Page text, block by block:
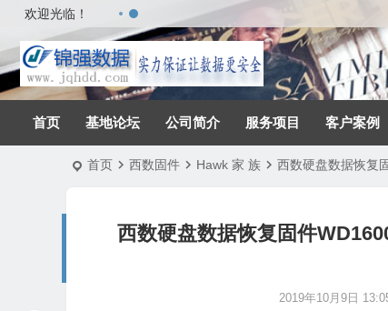
欢迎光临！
首页 基地论坛 公司简介 服务项目 客户案例
首页 西数固件 Hawk 家 族 西数硬盘数据恢复
西数硬盘数据恢复固件
2019年10月9日